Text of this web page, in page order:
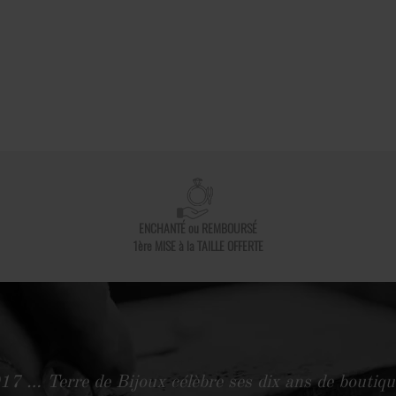
ENCHANTÉ ou REMBOURSÉ
1ère MISE à la TAILLE OFFERTE
… Terre de Bijoux célèbre ses dix ans de